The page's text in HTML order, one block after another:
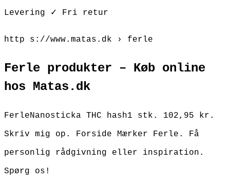
Levering ✓ Fri retur
http s://www.matas.dk › ferle
Ferle produkter – Køb online
hos Matas.dk
FerleNanosticka THC hash1 stk. 102,95 kr.
Skriv mig op. Forside Mærker Ferle. Få
personlig rådgivning eller inspiration.
Spørg os!